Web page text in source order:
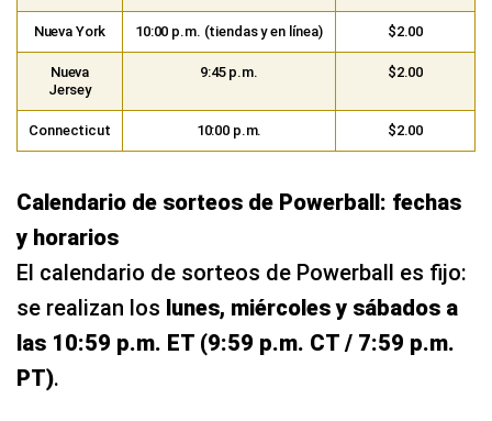
Nueva York 10:00 p.m. (tiendas y en línea) $2.00
Nueva
Jersey
9:45 p.m. $2.00
Connecticut 10:00 p.m. $2.00
Calendario de sorteos de Powerball: fechas
y horarios
El calendario de sorteos de Powerball es fijo:
se realizan los lunes, miércoles y sábados a
las 10:59 p.m. ET (9:59 p.m. CT / 7:59 p.m.
PT).